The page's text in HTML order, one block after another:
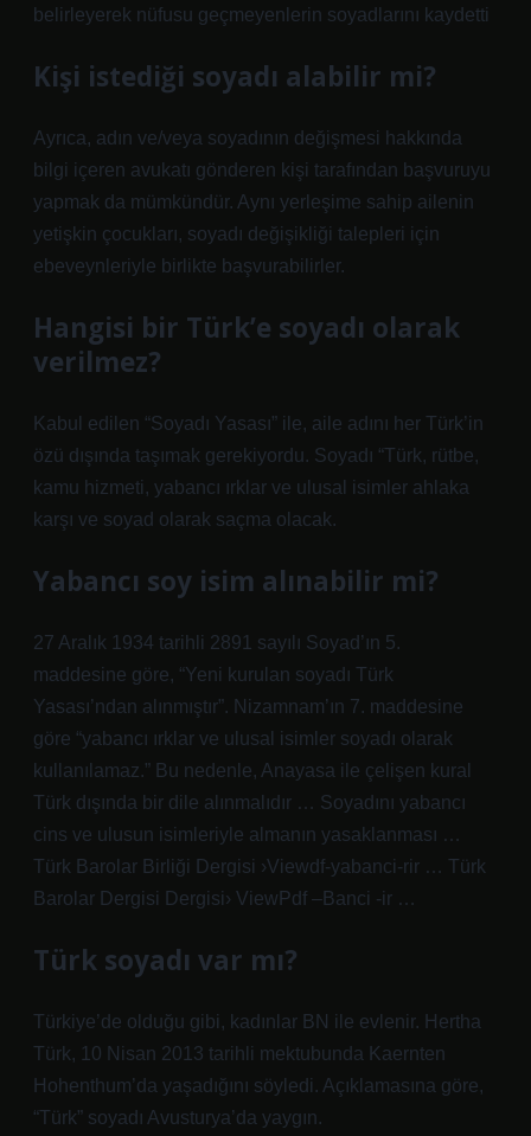
belirleyerek nüfusu geçmeyenlerin soyadlarını kaydetti
Kişi istediği soyadı alabilir mi?
Ayrıca, adın ve/veya soyadının değişmesi hakkında
bilgi içeren avukatı gönderen kişi tarafından başvuruyu
yapmak da mümkündür. Aynı yerleşime sahip ailenin
yetişkin çocukları, soyadı değişikliği talepleri için
ebeveynleriyle birlikte başvurabilirler.
Hangisi bir Türk’e soyadı olarak
verilmez?
Kabul edilen “Soyadı Yasası” ile, aile adını her Türk’in
özü dışında taşımak gerekiyordu. Soyadı “Türk, rütbe,
kamu hizmeti, yabancı ırklar ve ulusal isimler ahlaka
karşı ve soyad olarak saçma olacak.
Yabancı soy isim alınabilir mi?
27 Aralık 1934 tarihli 2891 sayılı Soyad’ın 5.
maddesine göre, “Yeni kurulan soyadı Türk
Yasası’ndan alınmıştır”. Nizamnam’ın 7. maddesine
göre “yabancı ırklar ve ulusal isimler soyadı olarak
kullanılamaz.” Bu nedenle, Anayasa ile çelişen kural
Türk dışında bir dile alınmalıdır … Soyadını yabancı
cins ve ulusun isimleriyle almanın yasaklanması …
Türk Barolar Birliği Dergisi ›Viewdf-yabanci-rir … Türk
Barolar Dergisi Dergisi› ViewPdf –Banci -ir …
Türk soyadı var mı?
Türkiye’de olduğu gibi, kadınlar BN ile evlenir. Hertha
Türk, 10 Nisan 2013 tarihli mektubunda Kaernten
Hohenthum’da yaşadığını söyledi. Açıklamasına göre,
“Türk” soyadı Avusturya’da yaygın.